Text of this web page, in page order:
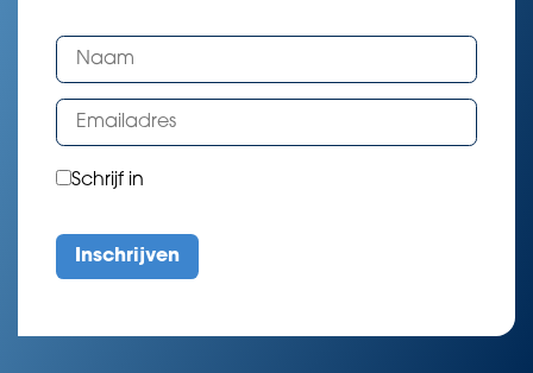
Schrijf in